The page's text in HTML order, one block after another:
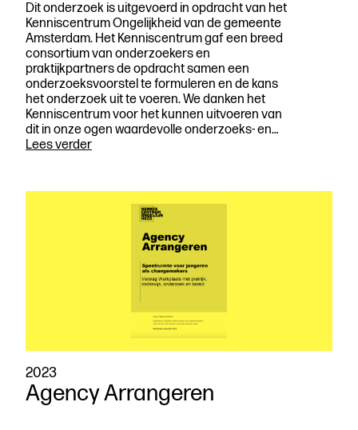
Dit onderzoek is uitgevoerd in opdracht van het
Kenniscentrum Ongelijkheid van de gemeente
Amsterdam. Het Kenniscentrum gaf een breed
consortium van onderzoekers en
praktijkpartners de opdracht samen een
onderzoeksvoorstel te formuleren en de kans
het onderzoek uit te voeren. We danken het
Kenniscentrum voor het kunnen uitvoeren van
dit in onze ogen waardevolle onderzoeks- en…
Lees verderAgency
jongerenwerk
2023
Agency Arrangeren